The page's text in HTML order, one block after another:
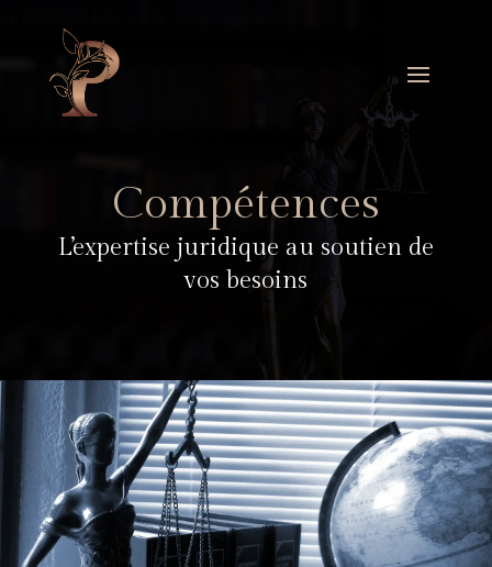
Compétences
L’expertise juridique au soutien de
vos besoins